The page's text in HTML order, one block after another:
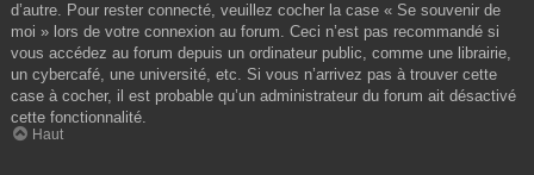
d’autre. Pour rester connecté, veuillez cocher la case « Se souvenir de
moi » lors de votre connexion au forum. Ceci n’est pas recommandé si
vous accédez au forum depuis un ordinateur public, comme une librairie,
un cybercafé, une université, etc. Si vous n’arrivez pas à trouver cette
case à cocher, il est probable qu’un administrateur du forum ait désactivé
cette fonctionnalité.
Haut